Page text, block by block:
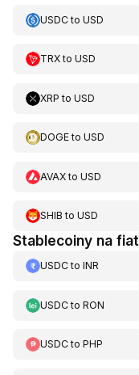
USDCto USD
TRXto USD
XRP to USD
DOGEto USD
AVAXto USD
SHIB to USD
Stablecoiny na fiat
USDCto INR
USDCto RON
USDCto PHP